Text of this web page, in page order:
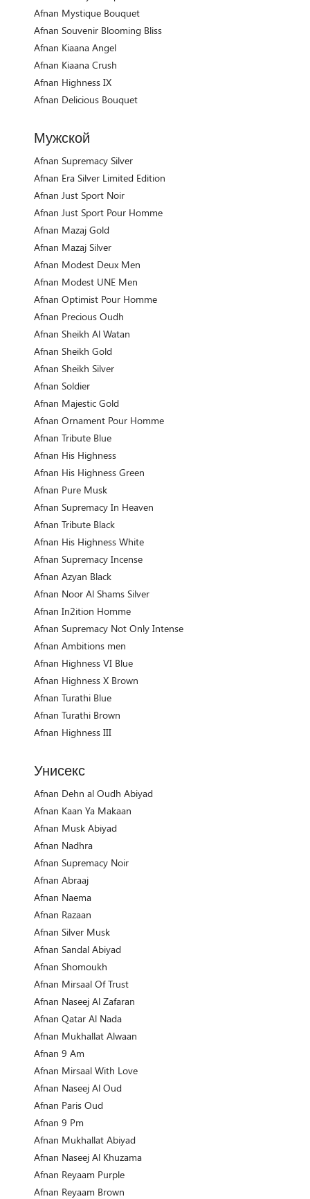
Afnan Mystique Bouquet
Afnan Souvenir Blooming Bliss
Afnan Kiaana Angel
Afnan Kiaana Crush
Afnan Highness IX
Afnan Delicious Bouquet
Мужской
Afnan Supremacy Silver
Afnan Era Silver Limited Edition
Afnan Just Sport Noir
Afnan Just Sport Pour Homme
Afnan Mazaj Gold
Afnan Mazaj Silver
Afnan Modest Deux Men
Afnan Modest UNE Men
Afnan Optimist Pour Homme
Afnan Precious Oudh
Afnan Sheikh Al Watan
Afnan Sheikh Gold
Afnan Sheikh Silver
Afnan Soldier
Afnan Majestic Gold
Afnan Ornament Pour Homme
Afnan Tribute Blue
Afnan His Highness
Afnan His Highness Green
Afnan Pure Musk
Afnan Supremacy In Heaven
Afnan Tribute Black
Afnan His Highness White
Afnan Supremacy Incense
Afnan Azyan Black
Afnan Noor Al Shams Silver
Afnan In2ition Homme
Afnan Supremacy Not Only Intense
Afnan Ambitions men
Afnan Highness VI Blue
Afnan Highness X Brown
Afnan Turathi Blue
Afnan Turathi Brown
Afnan Highness III
Унисекс
Afnan Dehn al Oudh Abiyad
Afnan Kaan Ya Makaan
Afnan Musk Abiyad
Afnan Nadhra
Afnan Supremacy Noir
Afnan Abraaj
Afnan Naema
Afnan Razaan
Afnan Silver Musk
Afnan Sandal Abiyad
Afnan Shomoukh
Afnan Mirsaal Of Trust
Afnan Naseej Al Zafaran
Afnan Qatar Al Nada
Afnan Mukhallat Alwaan
Afnan 9 Am
Afnan Mirsaal With Love
Afnan Naseej Al Oud
Afnan Paris Oud
Afnan 9 Pm
Afnan Mukhallat Abiyad
Afnan Naseej Al Khuzama
Afnan Reyaam Purple
Afnan Reyaam Brown